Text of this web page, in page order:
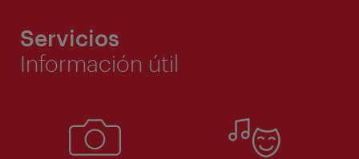
Servicios
Información útil